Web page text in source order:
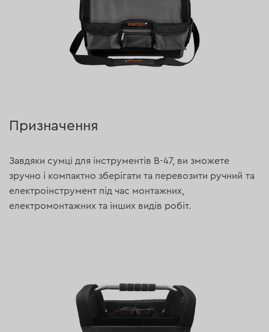
Призначення
Завдяки сумці для інструментів В-47, ви зможете
зручно і компактно зберігати та перевозити ручний та
електроінструмент під час монтажних,
електромонтажних та інших видів робіт.